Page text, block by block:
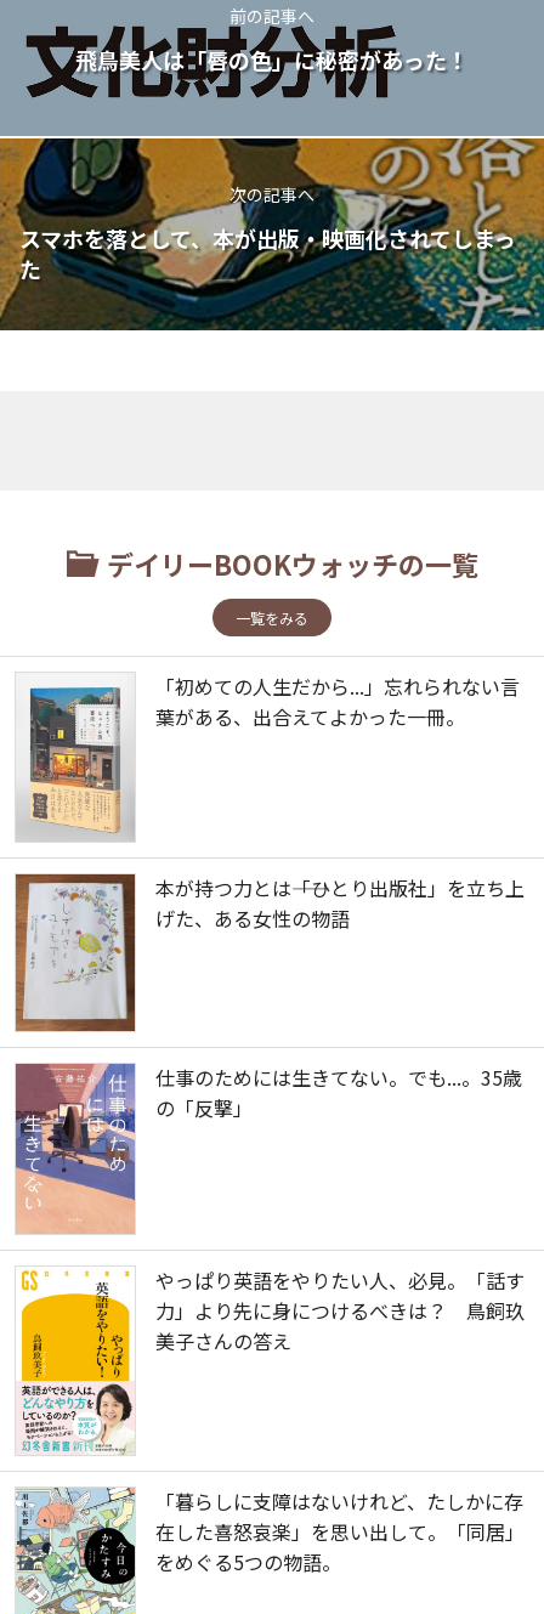
前の記事へ
飛鳥美人は「唇の色」に秘密があった！
次の記事へ
スマホを落として、本が出版・映画化されてしまっ
た
デイリーBOOKウォッチの一覧
一覧をみる
「初めての人生だから...」忘れられない言
葉がある、出合えてよかった一冊。
本が持つ力とは――「ひとり出版社」を立ち上
げた、ある女性の物語
仕事のためには生きてない。でも...。35歳
の「反撃」
やっぱり英語をやりたい人、必見。「話す
力」より先に身につけるべきは？ 鳥飼玖
美子さんの答え
「暮らしに支障はないけれど、たしかに存
在した喜怒哀楽」を思い出して。「同居」
をめぐる5つの物語。